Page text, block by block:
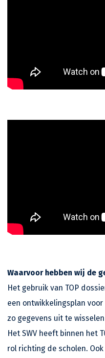
Waarvoor hebben wij de
Het gebruik van TOP
een ontwikkelingsplan
zo gegevens uit te
Het SWV heeft binnen het
rol richting de scholen.